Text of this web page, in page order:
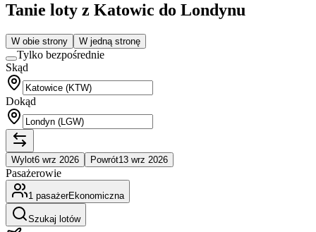
Tanie loty z Katowic do Londynu
W obie strony W jedną stronę
Tylko bezpośrednie
Skąd
Dokąd
Wylot6 wrz 2026 Powrót13 wrz 2026
Pasażerowie
1 pasażerEkonomiczna
Szukaj lotów